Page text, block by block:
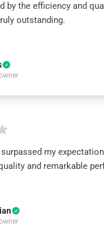
by the efficiency and
outstanding.
my
and remarkable